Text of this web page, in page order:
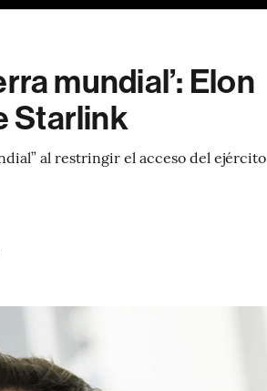
mundial’: Elon
Starlink
al restringir el acceso del ejército